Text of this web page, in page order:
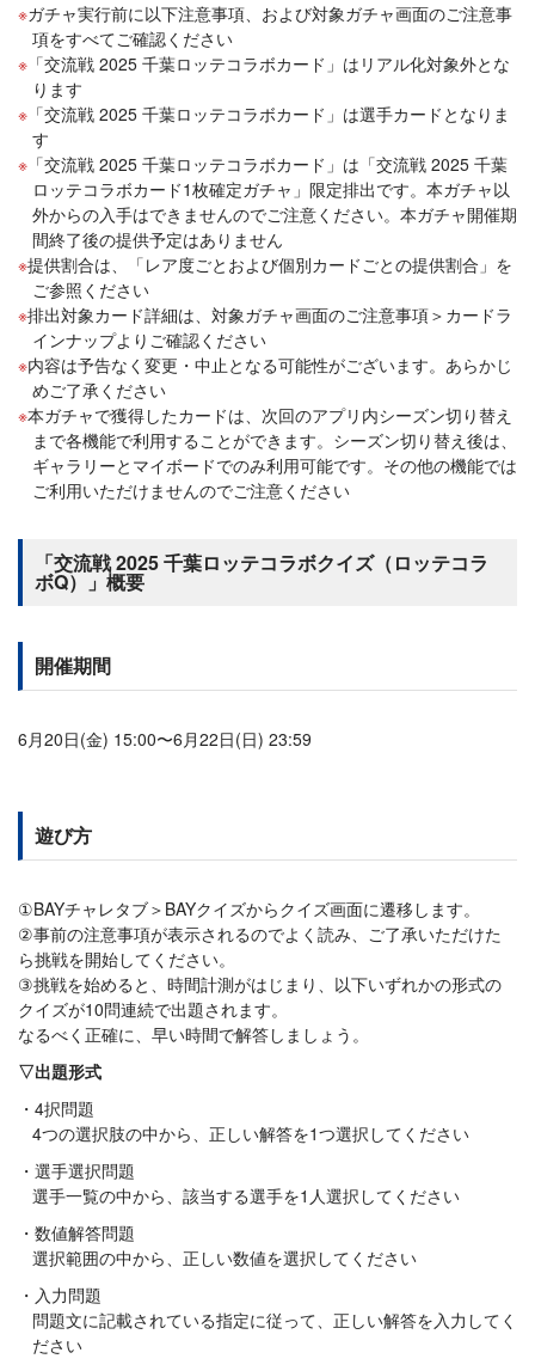
ガチャ実行前に以下注意事項、および対象ガチャ画面のご注意事
項をすべてご確認ください
「交流戦 2025 千葉ロッテコラボカード」はリアル化対象外とな
ります
「交流戦 2025 千葉ロッテコラボカード」は選手カードとなりま
す
「交流戦 2025 千葉ロッテコラボカード」は「交流戦 2025 千葉
ロッテコラボカード1枚確定ガチャ」限定排出です。本ガチャ以
外からの入手はできませんのでご注意ください。本ガチャ開催期
間終了後の提供予定はありません
提供割合は、「レア度ごとおよび個別カードごとの提供割合」を
ご参照ください
排出対象カード詳細は、対象ガチャ画面のご注意事項＞カードラ
インナップよりご確認ください
内容は予告なく変更・中止となる可能性がございます。あらかじ
めご了承ください
本ガチャで獲得したカードは、次回のアプリ内シーズン切り替え
まで各機能で利用することができます。シーズン切り替え後は、
ギャラリーとマイボードでのみ利用可能です。その他の機能では
ご利用いただけませんのでご注意ください
「交流戦 2025 千葉ロッテコラボクイズ（ロッテコラ
ボQ）」概要
開催期間
6月20日(金) 15:00〜6月22日(日) 23:59
遊び方
①BAYチャレタブ＞BAYクイズからクイズ画面に遷移します。
②事前の注意事項が表示されるのでよく読み、ご了承いただけた
ら挑戦を開始してください。
③挑戦を始めると、時間計測がはじまり、以下いずれかの形式の
クイズが10問連続で出題されます。
なるべく正確に、早い時間で解答しましょう。
▽出題形式
4択問題
4つの選択肢の中から、正しい解答を1つ選択してください
選手選択問題
選手一覧の中から、該当する選手を1人選択してください
数値解答問題
選択範囲の中から、正しい数値を選択してください
入力問題
問題文に記載されている指定に従って、正しい解答を入力してく
ださい